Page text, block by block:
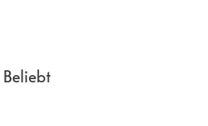
Beliebt